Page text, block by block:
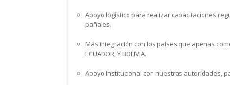
Apoyo logístico para realizar capacitaciones
pañales.
Más integración con los países que apenas
ECUADOR, Y BOLIVIA.
Apoyo Institucional con nuestras autoridades,